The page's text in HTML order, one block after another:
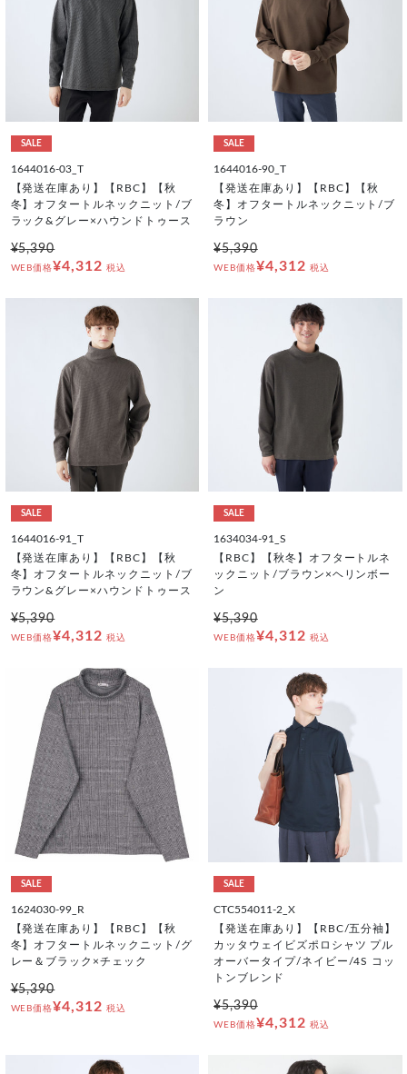
SALE
1644016-03_T
【発送在庫あり】【RBC】【秋
冬】オフタートルネックニット/ブ
ラック&グレー×ハウンドトゥース
¥5,390
WEB価格¥4,312 税込
SALE
1644016-90_T
【発送在庫あり】【RBC】【秋
冬】オフタートルネックニット/ブ
ラウン
¥5,390
WEB価格¥4,312 税込
SALE
1644016-91_T
【発送在庫あり】【RBC】【秋
冬】オフタートルネックニット/ブ
ラウン&グレー×ハウンドトゥース
¥5,390
WEB価格¥4,312 税込
SALE
1634034-91_S
【RBC】【秋冬】オフタートルネ
ックニット/ブラウン×ヘリンボー
ン
¥5,390
WEB価格¥4,312 税込
SALE
1624030-99_R
【発送在庫あり】【RBC】【秋
冬】オフタートルネックニット/グ
レー＆ブラック×チェック
¥5,390
WEB価格¥4,312 税込
SALE
CTC554011-2_X
【発送在庫あり】【RBC/五分袖】
カッタウェイビズポロシャツ プル
オーバータイプ/ネイビー/4S コッ
トンブレンド
¥5,390
WEB価格¥4,312 税込